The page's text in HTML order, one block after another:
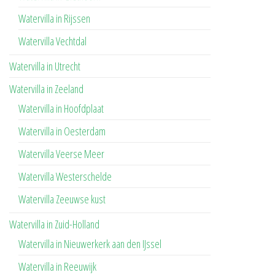
Watervilla in Rijssen
Watervilla Vechtdal
Watervilla in Utrecht
Watervilla in Zeeland
Watervilla in Hoofdplaat
Watervilla in Oesterdam
Watervilla Veerse Meer
Watervilla Westerschelde
Watervilla Zeeuwse kust
Watervilla in Zuid-Holland
Watervilla in Nieuwerkerk aan den IJssel
Watervilla in Reeuwijk